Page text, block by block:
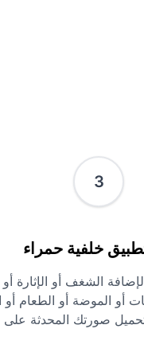
3
خلفية حمراء
الشغف أو الإثارة أو
أو الموضة أو الطعام أو
صورتك المحدثة على